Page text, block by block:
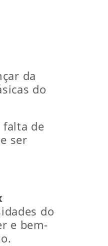
da
do
falta de
ser
do
e bem-